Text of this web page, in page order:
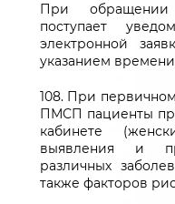
При
поступает
электронной
указанием
108. При
ПМСП пациенты
кабинете
выявления и
различных
также факторов